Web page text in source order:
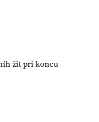
@EUAgri #IMCAP
#IMCAP #CAP
žit pri koncu